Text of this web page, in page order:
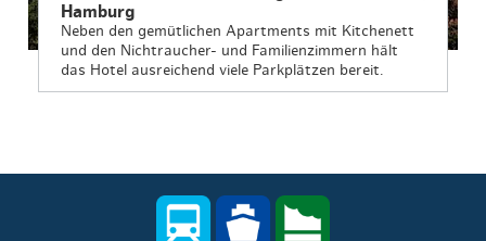
Hamburg
Neben den gemütlichen Apartments mit Kitchenett
und den Nichtraucher- und Familienzimmern hält
das Hotel ausreichend viele Parkplätzen bereit.